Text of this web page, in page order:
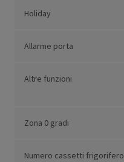
Holiday
Allarme porta
Altre funzioni
Zona 0 gradi
Numero cassetti frigorifero